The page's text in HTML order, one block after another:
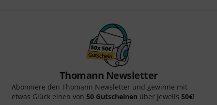
Thomann Newsletter
Abonniere den Thomann Newsletter und gewinne mit
etwas Glück einen von 50 Gutscheinen über jeweils 50€!